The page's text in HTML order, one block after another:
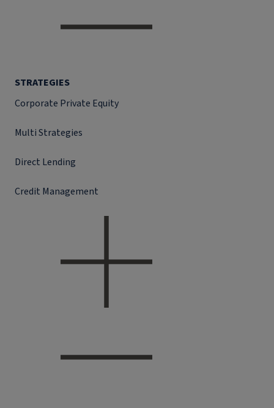
STRATEGIES
Corporate Private Equity
Multi Strategies
Direct Lending
Credit Management